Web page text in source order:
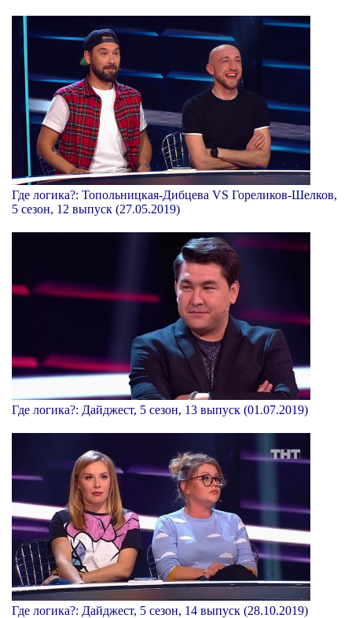
Где логика?: Топольницкая-Дибцева VS Гореликов-Шелков,
5 сезон, 12 выпуск (27.05.2019)
Где логика?: Дайджест, 5 сезон, 13 выпуск (01.07.2019)
Где логика?: Дайджест, 5 сезон, 14 выпуск (28.10.2019)